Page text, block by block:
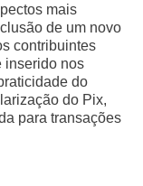
mais
de um novo
contribuintes
inserido nos
do
do Pix,
para transações